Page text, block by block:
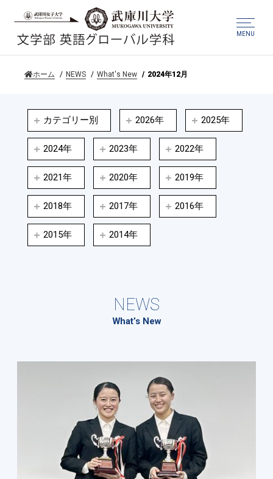
MENU
ホーム NEWS What's New 2024年12月
カテゴリー別 2026年 2025年
2024年 2023年 2022年
2021年 2020年 2019年
2018年 2017年 2016年
2015年 2014年
NEWS
What’s New